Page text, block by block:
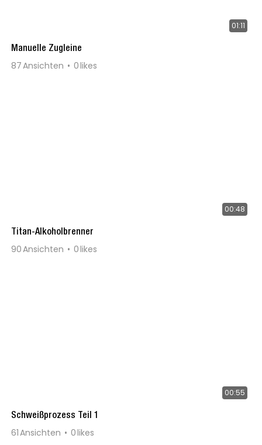
01:11
Manuelle Zugleine
87Ansichten 0likes
00:48
Titan-Alkoholbrenner
90Ansichten 0likes
00:55
Schweißprozess Teil 1
61Ansichten 0likes